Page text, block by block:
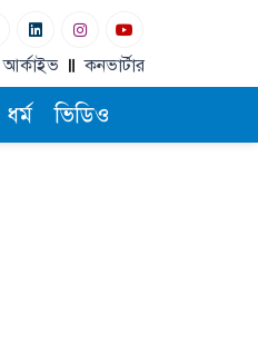
আর্কাইভ কনভার্টার
ধর্ম ভিডিও